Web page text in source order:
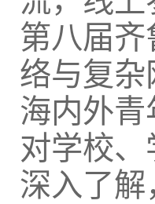
第八届
络与复
海内外
对学校
深入了